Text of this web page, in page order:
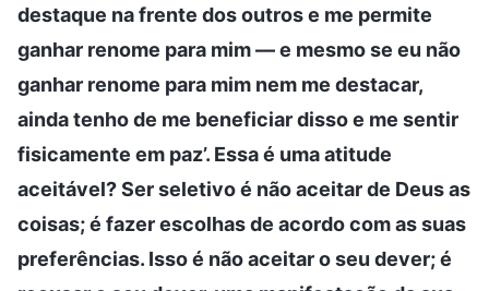
destaque na frente dos outros e me permite
ganhar renome para mim — e mesmo se eu não
ganhar renome para mim nem me destacar,
ainda tenho de me beneficiar disso e me sentir
fisicamente em paz’. Essa é uma atitude
aceitável? Ser seletivo é não aceitar de Deus as
coisas; é fazer escolhas de acordo com as suas
preferências. Isso é não aceitar o seu dever; é